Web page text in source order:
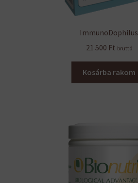
ImmunoDophilus
21 500 Ft bruttó
Kosárba rakom